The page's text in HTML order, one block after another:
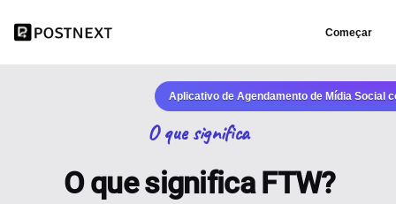
Começar
Aplicativo de Agendamento de Mídia Social
O que significa
O que significa FTW?